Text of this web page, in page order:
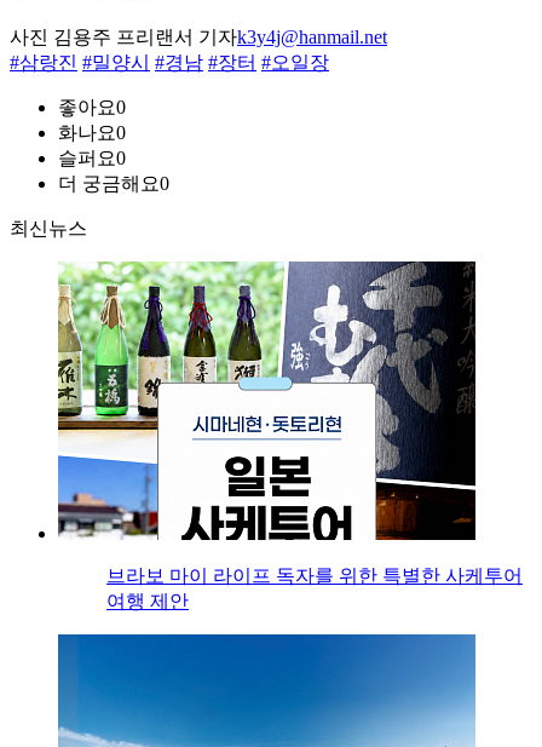
사진 김용주 프리랜서 기자k3y4j@hanmail.net
#삼랑진 #밀양시 #경남 #장터 #오일장
좋아요0
화나요0
슬퍼요0
더 궁금해요0
최신뉴스
브라보 마이 라이프 독자를 위한 특별한 사케투어
여행 제안